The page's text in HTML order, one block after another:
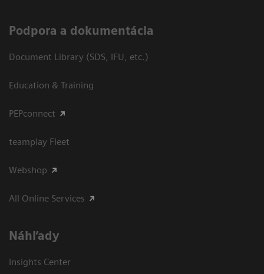
Podpora a dokumentácia
Document Library (SDS, IFU, etc.)
Education & Training
PEPconnect
teamplay Fleet
Webshop
All Online Services
Náhľady
Insights Center